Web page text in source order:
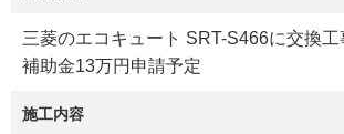
三菱のエコキュート SRT-S466に交換工
補助金13万円申請予定
施工内容